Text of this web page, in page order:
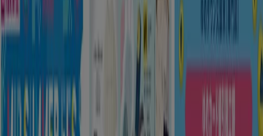
Featured ファッション
ホームセンター&
ペット
レストラン
カラオケ & エンター
テイメント
スポーツ
鈴鹿市 のトップカタログ